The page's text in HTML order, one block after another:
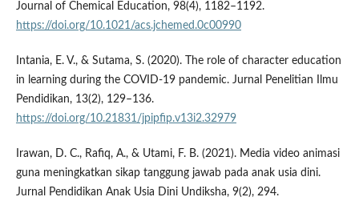
Journal of Chemical Education, 98(4), 1182–1192.
https://doi.org/10.1021/acs.jchemed.0c00990
Intania, E. V., & Sutama, S. (2020). The role of character education
in learning during the COVID-19 pandemic. Jurnal Penelitian Ilmu
Pendidikan, 13(2), 129–136.
https://doi.org/10.21831/jpipfip.v13i2.32979
Irawan, D. C., Rafiq, A., & Utami, F. B. (2021). Media video animasi
guna meningkatkan sikap tanggung jawab pada anak usia dini.
Jurnal Pendidikan Anak Usia Dini Undiksha, 9(2), 294.